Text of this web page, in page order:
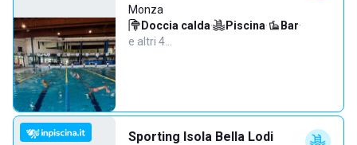
Monza
Doccia calda· Piscina· Bar·
e altri 4…
Sporting Isola Bella Lodi